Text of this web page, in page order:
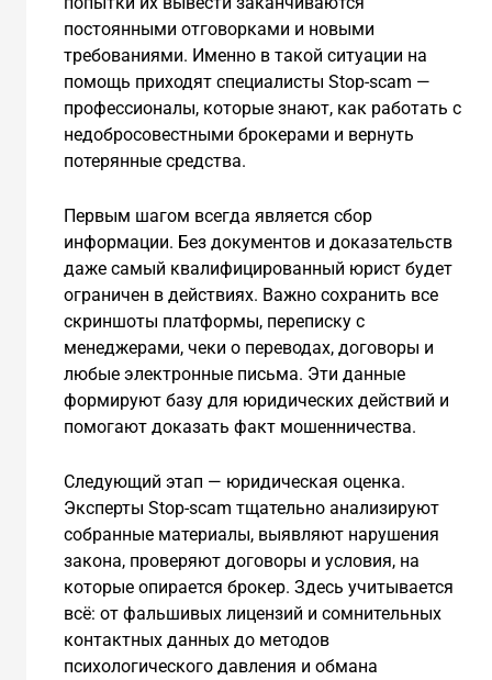
постоянными отговорками и новыми
требованиями. Именно в такой ситуации на
помощь приходят специалисты Stop-scam —
профессионалы, которые знают, как работать с
недобросовестными брокерами и вернуть
потерянные средства.
Первым шагом всегда является сбор
информации. Без документов и доказательств
даже самый квалифицированный юрист будет
ограничен в действиях. Важно сохранить все
скриншоты платформы, переписку с
менеджерами, чеки о переводах, договоры и
любые электронные письма. Эти данные
формируют базу для юридических действий и
помогают доказать факт мошенничества.
Следующий этап — юридическая оценка.
Эксперты Stop-scam тщательно анализируют
собранные материалы, выявляют нарушения
закона, проверяют договоры и условия, на
которые опирается брокер. Здесь учитывается
всё: от фальшивых лицензий и сомнительных
контактных данных до методов
психологического давления и обмана